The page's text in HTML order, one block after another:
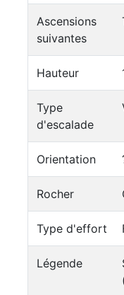
Ascensions
suivantes
Hauteur
Type
d'escalade
Orientation
Rocher
Type d'effort
Légende